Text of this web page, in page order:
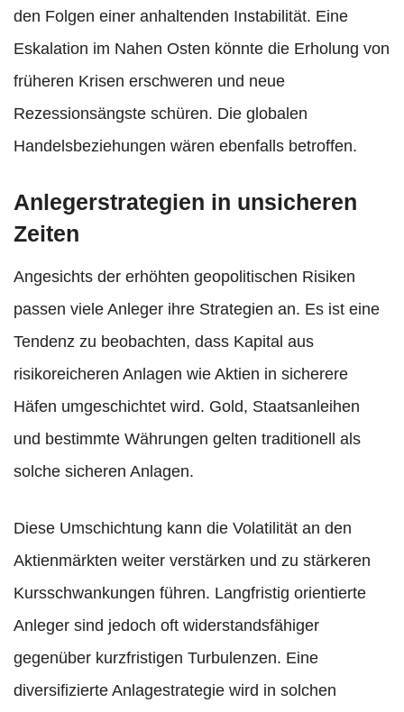
den Folgen einer anhaltenden Instabilität. Eine
Eskalation im Nahen Osten könnte die Erholung von
früheren Krisen erschweren und neue
Rezessionsängste schüren. Die globalen
Handelsbeziehungen wären ebenfalls betroffen.
Anlegerstrategien in unsicheren
Zeiten
Angesichts der erhöhten geopolitischen Risiken
passen viele Anleger ihre Strategien an. Es ist eine
Tendenz zu beobachten, dass Kapital aus
risikoreicheren Anlagen wie Aktien in sicherere
Häfen umgeschichtet wird. Gold, Staatsanleihen
und bestimmte Währungen gelten traditionell als
solche sicheren Anlagen.
Diese Umschichtung kann die Volatilität an den
Aktienmärkten weiter verstärken und zu stärkeren
Kursschwankungen führen. Langfristig orientierte
Anleger sind jedoch oft widerstandsfähiger
gegenüber kurzfristigen Turbulenzen. Eine
diversifizierte Anlagestrategie wird in solchen